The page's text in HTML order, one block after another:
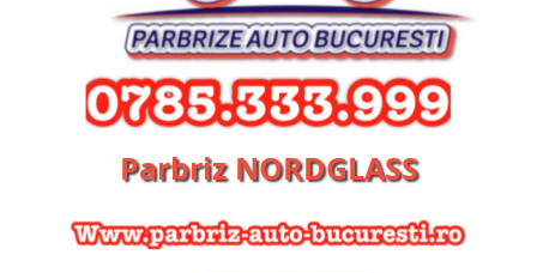
Parbriz NORDGLASS